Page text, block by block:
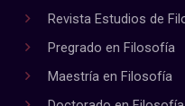
Revista Estudios de
Pregrado en Filosofía
Maestría en Filosofía